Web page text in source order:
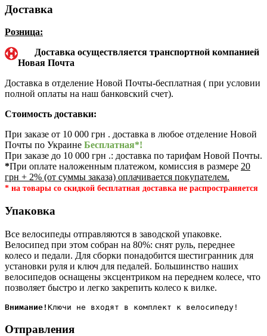
Доставка
Розница:
Доставка осуществляется транспортной компанией
Новая Почта
Доставка в отделение Новой Почты-бесплатная ( при условии
полной оплаты на наш банковский счет).
Стоимость доставки:
При заказе от 10 000 грн . доставка в любое отделение Новой
Почты по Украине Бесплатная*!
При заказе до 10 000 грн .: доставка по тарифам Новой Почты.
*При оплате наложенным платежом, комиссия в размере 20
грн + 2% (от суммы заказа) оплачивается покупателем.
* на товары со скидкой бесплатная доставка не распространяется
Упаковка
Все велосипеды отправляются в заводской упаковке.
Велосипед при этом собран на 80%: снят руль, переднее
колесо и педали. Для сборки понадобится шестигранник для
установки руля и ключ для педалей. Большинство наших
велосипедов оснащены эксцентриком на переднем колесе, что
позволяет быстро и легко закрепить колесо к вилке.
Внимание!
Отправления